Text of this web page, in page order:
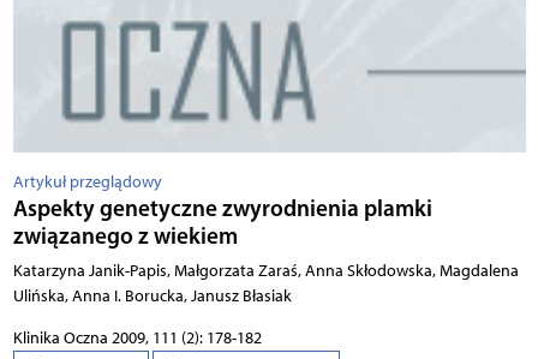
Artykuł przeglądowy
Aspekty genetyczne zwyrodnienia plamki
związanego z wiekiem
Katarzyna Janik-Papis, Małgorzata Zaraś, Anna Skłodowska, Magdalena
Ulińska, Anna I. Borucka, Janusz Błasiak
Klinika Oczna 2009, 111 (2): 178-182